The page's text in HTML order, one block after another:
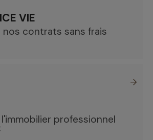
VIE
nos contrats sans frais
professionnel